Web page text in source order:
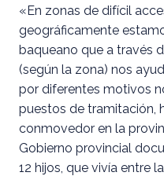
«En zonas de difícil
geográficamente
baqueano que a través
(según la zona) nos
por diferentes motivos
puestos de tramitación,
conmovedor en la
Gobierno provincial
12 hijos, que vivía entre